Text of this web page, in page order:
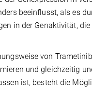
beeinflusst, als es
in der Genaktivität,
von
und gleichzeitig
ist, besteht die